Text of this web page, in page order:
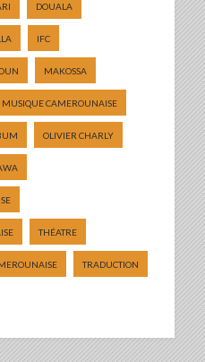
DOUALA
IFC
MAKOSSA
MUSIQUE CAMEROUNAISE
OLIVIER CHARLY
THÉATRE
TRADUCTION